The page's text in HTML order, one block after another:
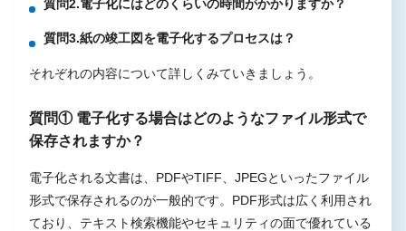
質問2.電子化にはどのくらいの時間がかかりますか？
質問3.紙の竣工図を電子化するプロセスは？
それぞれの内容について詳しくみていきましょう。
質問① 電子化する場合はどのようなファイル形式で
保存されますか？
電子化される文書は、PDFやTIFF、JPEGといったファイル
形式で保存されるのが一般的です。PDF形式は広く利用され
ており、テキスト検索機能やセキュリティの面で優れている